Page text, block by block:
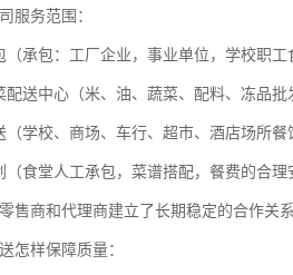
服务范围：
（承包：工厂企业，事业单位，学校职工
配送中心（米、油、蔬菜、配料、冻品批
（学校、商场、车行、超市、酒店场所餐
（食堂人工承包，菜谱搭配，餐费的合
售商和代理商建立了长期稳定的合作关系
怎样保障质量：